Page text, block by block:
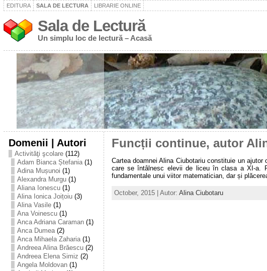
EDITURA SALA DE LECTURA LIBRARIE ONLINE
Sala de Lectură
Un simplu loc de lectură – Acasă
Domenii | Autori
Activităţi şcolare(112)
Adam Bianca Ștefania(1)
Adina Mușunoi (1)
Alexandra Murgu(1)
Aliana Ionescu(1)
Alina Ionica Joițoiu(3)
Alina Vasile(1)
Ana Voinescu(1)
Anca Adriana Caraman(1)
Anca Dumea(2)
Anca Mihaela Zaharia(1)
Andreea Alina Brăescu(2)
Andreea Elena Simiz (2)
Angela Moldovan(1)
Funcții continue, autor
Cartea doamnei Alina Ciubotariu constituie un
care se întâlnesc elevii de liceu în clasa a XI-a.
fundamentale unui viitor matematician, dar și
October, 2015 | Autor: Alina Ciubotaru